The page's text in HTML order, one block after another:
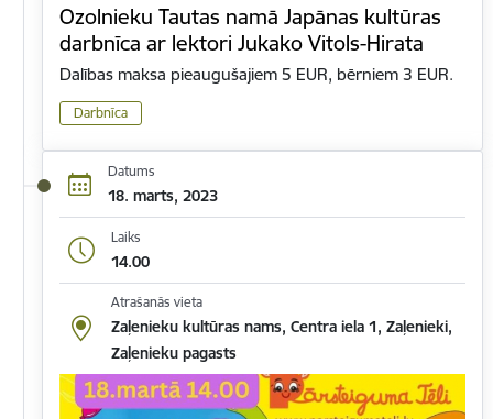
Ozolnieku Tautas namā Japānas kultūras
darbnīca ar lektori Jukako Vitols-Hirata
Dalības maksa pieaugušajiem 5 EUR, bērniem 3 EUR.
Darbnīca
Datums
18. marts, 2023
Laiks
14.00
Atrašanās vieta
Zaļenieku kultūras nams, Centra iela 1, Zaļenieki,
Zaļenieku pagasts